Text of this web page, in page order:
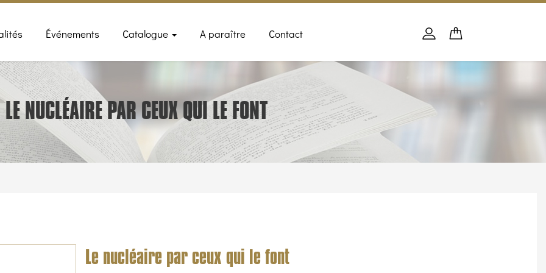
Événements Catalogue A paraître Contact
Panier
Se connecter
PANIER
LE NUCLÉAIRE PAR CEUX QUI LE FONT
Le nucléaire par ceux qui le font